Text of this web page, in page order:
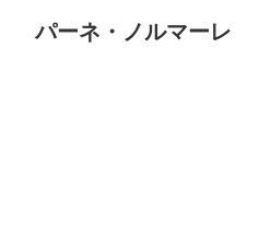
パーネ・ノルマーレ